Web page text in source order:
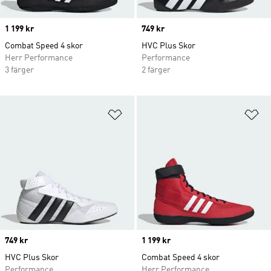
Price
1 199 kr
Combat Speed ​​4 skor
Herr Performance
3 färger
Price
749 kr
HVC Plus Skor
Performance
2 färger
Price
749 kr
HVC Plus Skor
Price
1 199 kr
Combat Speed ​​4 skor